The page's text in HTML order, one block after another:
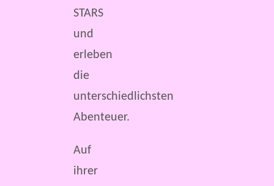
STARS
und
erleben
die
unterschiedlichsten
Abenteuer.
Auf
ihrer